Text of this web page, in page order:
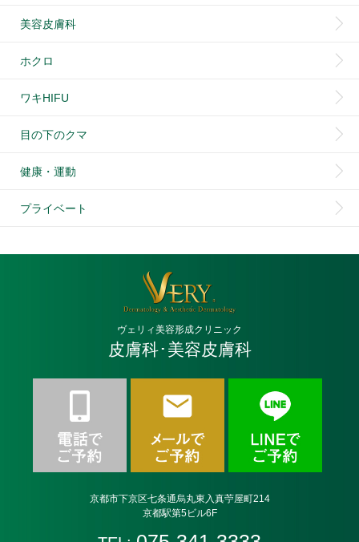
美容皮膚科
ホクロ
ワキHIFU
目の下のクマ
健康・運動
プライベート
ヴェリィ美容形成クリニック
皮膚科･美容皮膚科
京都市下京区七条通烏丸東入真苧屋町214
京都駅第5ビル6F